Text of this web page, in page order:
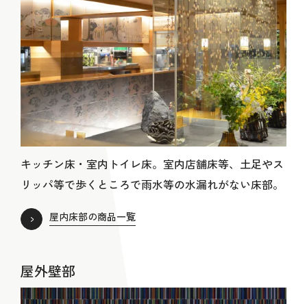
キッチン床・室内トイレ床。室内店舗床等、土足やス
リッパ等で歩くところで雨水等の水漏れがない床部。
屋内床部の商品一覧
屋外壁部